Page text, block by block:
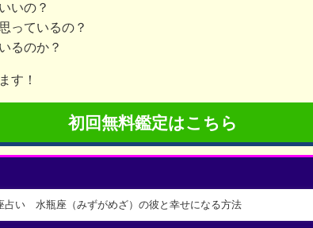
いの？
っているの？
るのか？
す！
初回無料鑑定はこちら
占い 水瓶座（みずがめざ）の彼と幸せになる方法